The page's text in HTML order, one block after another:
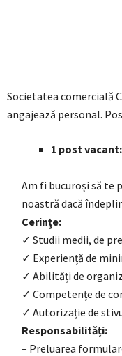
Societatea comercială
angajează personal.
1 post
Am fi bucuroși să te
noastră dacă
Cerințe:
✓ Studii medii, de
✓ Experiență de
✓ Abilități de
✓ Competențe de
✓ Autorizație de
Responsabilități:
– Preluarea